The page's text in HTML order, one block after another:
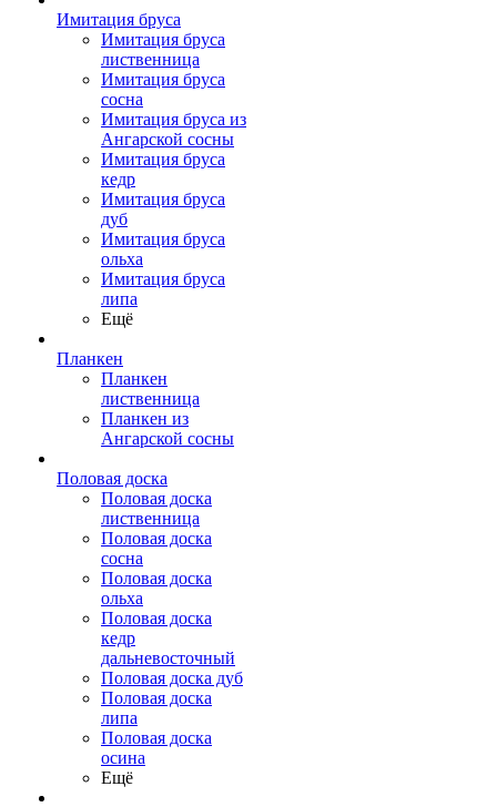
Имитация бруса
Имитация бруса
лиственница
Имитация бруса
сосна
Имитация бруса из
Ангарской сосны
Имитация бруса
кедр
Имитация бруса
дуб
Имитация бруса
ольха
Имитация бруса
липа
Ещё
Планкен
Планкен
лиственница
Планкен из
Ангарской сосны
Половая доска
Половая доска
лиственница
Половая доска
сосна
Половая доска
ольха
Половая доска
кедр
дальневосточный
Половая доска дуб
Половая доска
липа
Половая доска
осина
Ещё